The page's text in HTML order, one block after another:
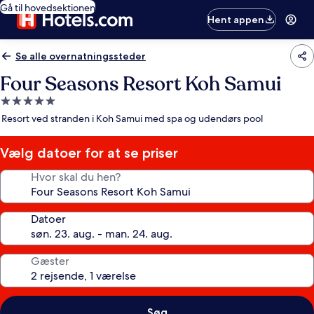
Gå til hovedsektionen
Hent appen
Se alle overnatningssteder
Four Seasons Resort Koh Samui
5.0-
stjernet
Resort ved stranden i Koh Samui med spa og udendørs pool
Vælg datoer for at se priser
Hvor skal du hen?
Datoer
Gæster